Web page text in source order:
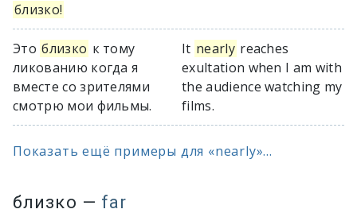
близко!
Это близко к тому
ликованию когда я
вместе со зрителями
смотрю мои фильмы.
It nearly reaches
exultation when I am with
the audience watching my
films.
Показать ещё примеры для «nearly»...
близко — far